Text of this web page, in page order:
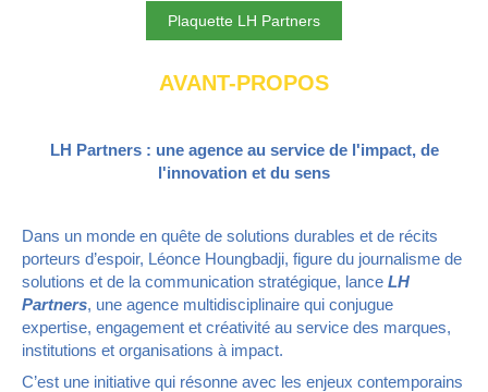
Plaquette LH Partners
AVANT-PROPOS
LH Partners : une agence au service de l'impact, de
l'innovation et du sens
Dans un monde en quête de solutions durables et de récits
porteurs d’espoir, Léonce Houngbadji, figure du journalisme de
solutions et de la communication stratégique, lance LH
Partners, une agence multidisciplinaire qui conjugue
expertise, engagement et créativité au service des marques,
institutions et organisations à impact.
C’est une initiative qui résonne avec les enjeux contemporains